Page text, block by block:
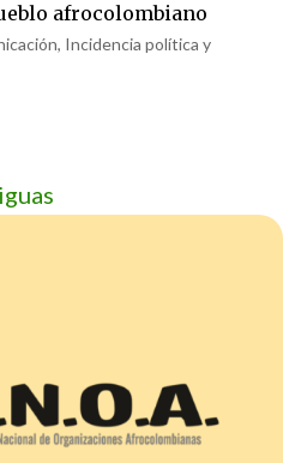
afrocolombiano
, Incidencia política y